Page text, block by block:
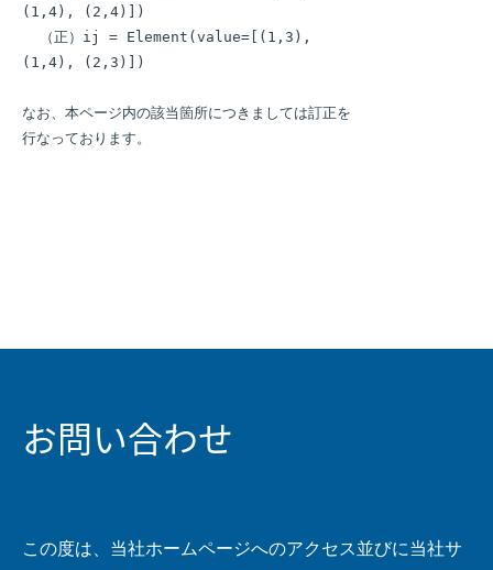
(1,4), (2,4)])
(1,4), (2,3)])
なお、本ページ内の該当箇所につきましては訂正を
お問い合わせ
この度は、当社ホームページへのアクセス並びに当社サ